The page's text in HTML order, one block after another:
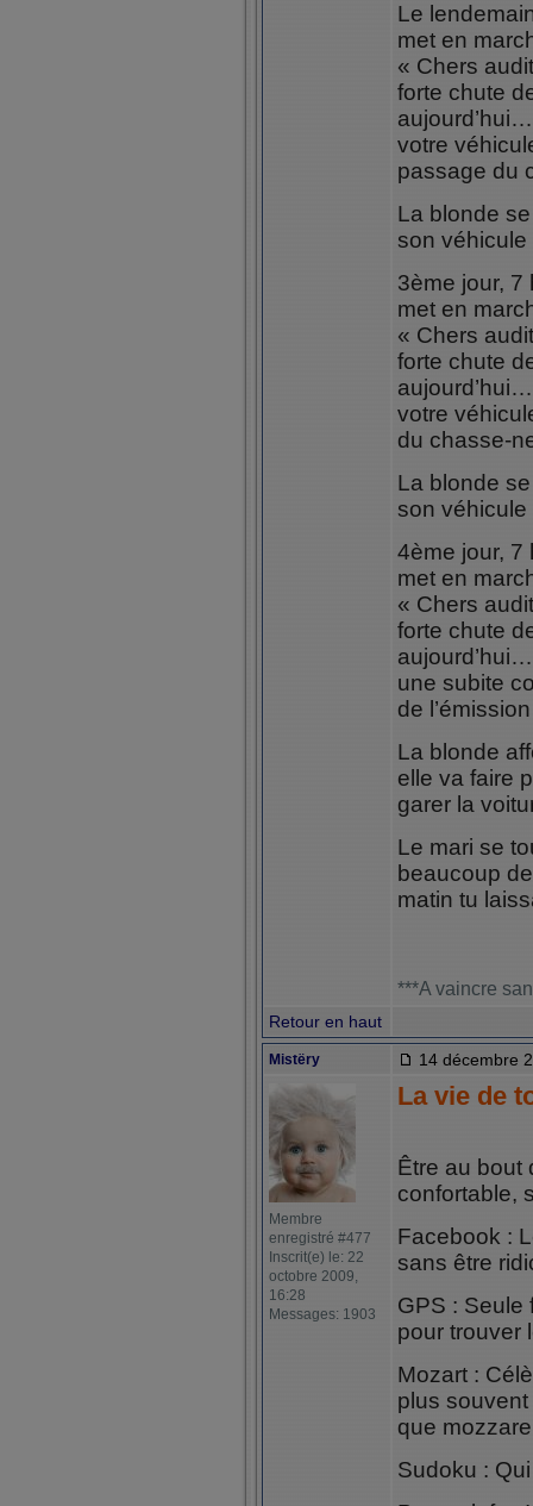
Le
met en
« Chers
forte chute
votre
passage du
La blonde
son véhicule
3ème jour, 7
met en
« Chers
forte chute
votre
du chasse-
La blonde
son véhicule
4ème jour, 7
met en
« Chers
forte chute
une subite
de
La blonde
elle va faire
garer la
Le mari se
beaucoup
matin tu
***A vaincre
Retour en haut
Mistëry 14 décembre
Membre
enregistré #477
Inscrit(e) le: 22
octobre 2009,
16:28
Messages: 1903
La vie de
Être au bout
confortable,
Facebook :
sans être
GPS : Seule
pour trouver
Mozart :
plus
que
Sudoku :